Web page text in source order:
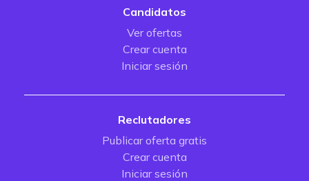
Candidatos
Ver ofertas
Crear cuenta
Iniciar sesión
Reclutadores
Publicar oferta gratis
Crear cuenta
Iniciar sesión